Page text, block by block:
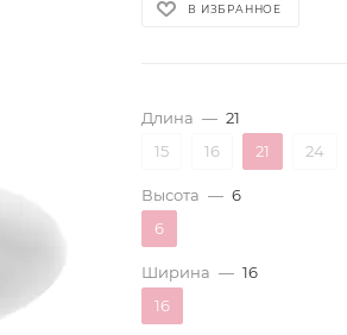
В ИЗБРАННОЕ
Длина — 21
15
16 21 24
Высота — 6
6
Ширина — 16
16